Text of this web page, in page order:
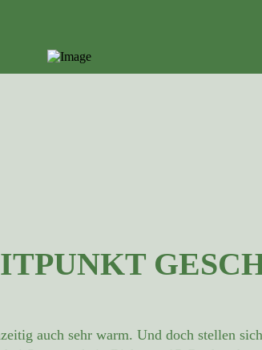
auch sehr warm. Und doch stellen